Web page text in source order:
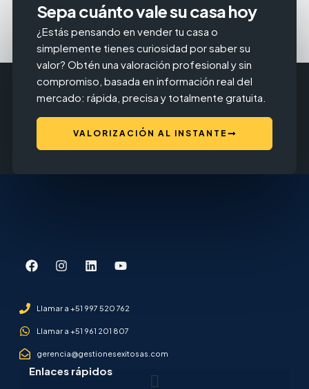
Sepa cuánto vale su casa hoy
¿Estás pensando en vender tu casa o
simplemente tienes curiosidad por saber su
valor? Obtén una valoración profesional y sin
compromiso, basada en información real del
mercado: rápida, precisa y totalmente gratuita.
VALORIZACIÓN AL INSTANTE
Llamar a +51 997 520 762
Llamar a +51 961 201 807
gerencia@gestionesexitosas.com
Enlaces rápidos